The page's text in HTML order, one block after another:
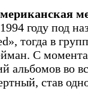
году под
тогда в
С
альбомов во
став